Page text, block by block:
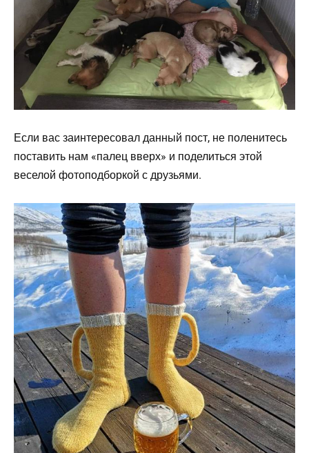
Если вас заинтересовал данный пост, не поленитесь
поставить нам «палец вверх» и поделиться этой
веселой фотоподборкой с друзьями.